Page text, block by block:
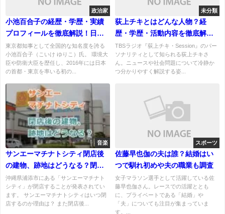
政治家
小池百合子の経歴・学歴・実績
プロフィールを徹底解説！日本
初の女性東京都知事として活躍
する政治家
東京都知事として全国的な知名度を誇る
小池百合子（こいけ ゆりこ）氏。 環境大
臣や防衛大臣を歴任し、2016年には日本
の首都・東京を率いる初の...
未分類
荻上チキとはどんな人物？経
歴・学歴・活動内容を徹底解
説！「Session」で支持される
理由とは
TBSラジオ『荻上チキ・Session』のパー
ソナリティとして知られる荻上チキさ
ん。ニュースや社会問題について冷静か
つ分かりやすく解説する姿...
音楽
サンエーマチナトシティ閉店後
の建物、跡地はどうなる？閉店
の日時と理由！
沖縄県浦添市にある「サンエーマチナト
シティ」が閉店することが発表されてい
ます。 サンエーマチナトシティはいつ閉
店するのか理由は？ また閉店後...
スポーツ
佐藤早也伽の夫は誰？結婚はい
つで馴れ初めや夫の職業も調査
女子マラソン選手として活躍している佐
藤早也伽さん。レースでの活躍ととも
に、プライベートである「結婚」や
「夫」についても注目が集まっていま
す。...